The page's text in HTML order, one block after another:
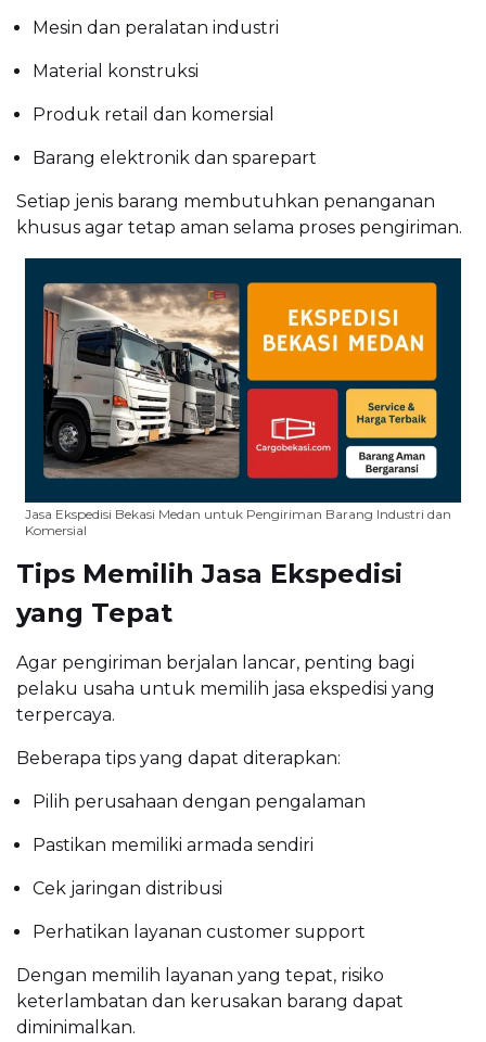
Mesin dan peralatan industri
Material konstruksi
Produk retail dan komersial
Barang elektronik dan sparepart
Setiap jenis barang membutuhkan penanganan
khusus agar tetap aman selama proses pengiriman.
Jasa Ekspedisi Bekasi Medan untuk Pengiriman Barang Industri dan
Komersial
Tips Memilih Jasa Ekspedisi
yang Tepat
Agar pengiriman berjalan lancar, penting bagi
pelaku usaha untuk memilih jasa ekspedisi yang
terpercaya.
Beberapa tips yang dapat diterapkan:
Pilih perusahaan dengan pengalaman
Pastikan memiliki armada sendiri
Cek jaringan distribusi
Perhatikan layanan customer support
Dengan memilih layanan yang tepat, risiko
keterlambatan dan kerusakan barang dapat
diminimalkan.